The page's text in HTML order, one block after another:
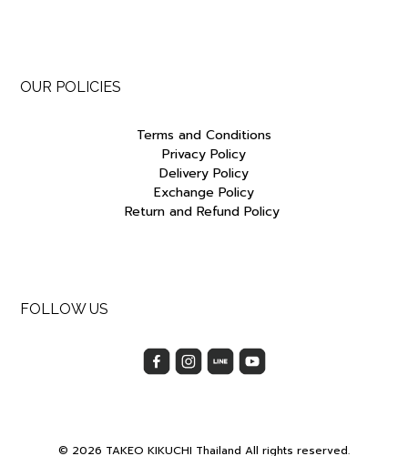
OUR POLICIES
Terms and Conditions
Privacy Policy
Delivery Policy
Exchange Policy
Return and Refund Policy
FOLLOW US
© 2026 TAKEO KIKUCHI Thailand All rights reserved.